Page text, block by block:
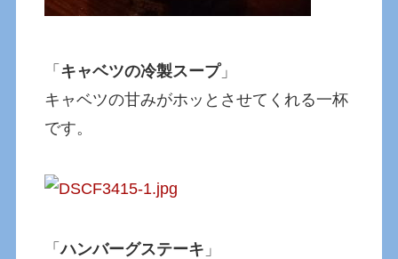
「 キャベツの冷製スープ」
キャベツの甘みがホッとさせてくれる一杯
です。
「ハンバーグステーキ 」